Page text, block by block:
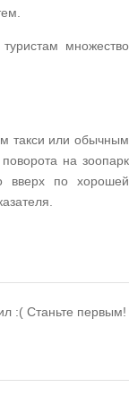
множество
такси или обычным
на зоопарк
вверх по хорошей
:( Станьте первым!